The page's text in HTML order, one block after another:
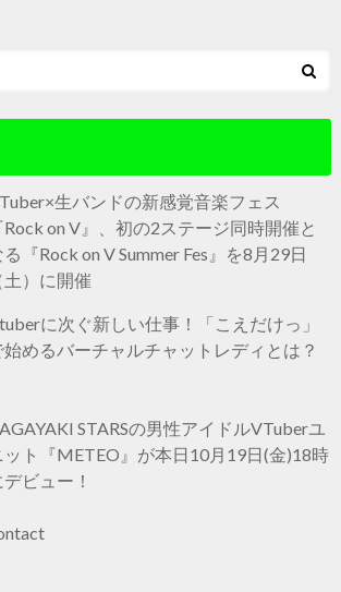
生バンドの新感覚音楽フェス
Rock on V』、初の2ステージ同時開催と
る『Rock on V Summer Fes』を8月29日
土）に開催
に次ぐ新しい仕事！「こえだけっ」
始めるバーチャルチャットレディとは？
STARSの男性アイドルVTuberユ
ット『METEO』が本日10月19日(金)18時
デビュー！